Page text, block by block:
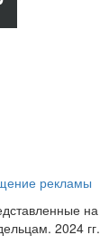
рекламы
на
2024 гг.